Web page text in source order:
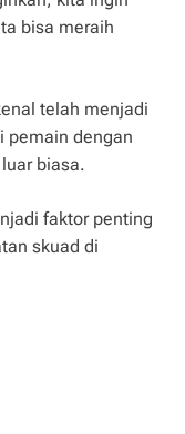
bisa meraih
telah menjadi
pemain dengan
biasa.
faktor penting
skuad di